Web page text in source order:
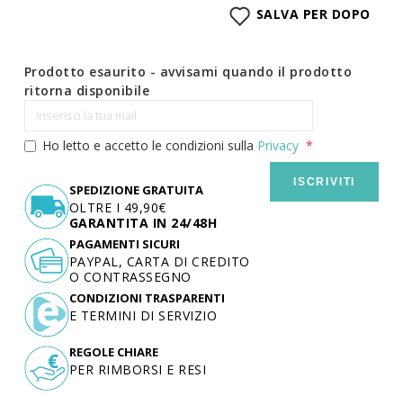
SALVA PER DOPO
Prodotto esaurito - avvisami quando il prodotto
ritorna disponibile
Ho letto e accetto le condizioni sulla Privacy
ISCRIVITI
SPEDIZIONE GRATUITA
OLTRE I 49,90€
GARANTITA IN 24/48H
PAGAMENTI SICURI
PAYPAL, CARTA DI CREDITO
O CONTRASSEGNO
CONDIZIONI TRASPARENTI
E TERMINI DI SERVIZIO
REGOLE CHIARE
PER RIMBORSI E RESI